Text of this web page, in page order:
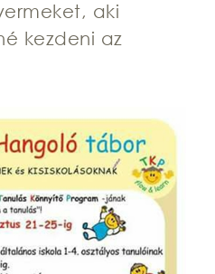
aki
kezdeni az